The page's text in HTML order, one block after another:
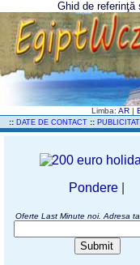
Ghid de referinţă
Limba: AR |
:: DATE DE CONTACT ::
Pondere
Oferte Last Minute noi. Adresa